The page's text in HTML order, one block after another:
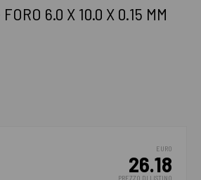
6.0 X 10.0 X 0.15 MM
EURO
26.18
PREZZO DI LISTINO